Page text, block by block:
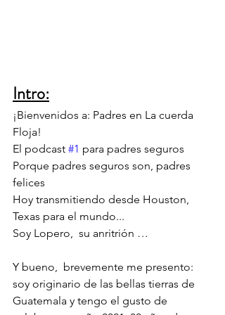
Intro:
¡Bienvenidos a: Padres en La cuerda
Floja!
El podcast #1 para padres seguros
Porque padres seguros son, padres
felices
Hoy transmitiendo desde Houston,
Texas para el mundo...
Soy Lopero,  su anritrión …
Y bueno,  brevemente me presento:
soy originario de las bellas tierras de
Guatemala y tengo el gusto de